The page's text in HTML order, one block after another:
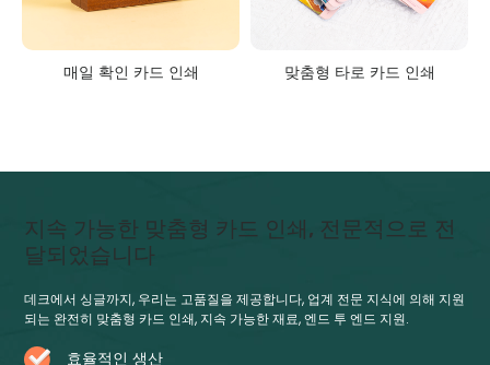
매일 확인 카드 인쇄 맞춤형 타로 카드 인쇄
지속 가능한 맞춤형 카드 인쇄, 전문적으로 전
달되었습니다
데크에서 싱글까지, 우리는 고품질을 제공합니다, 업계 전문 지식에 의해 지원
되는 완전히 맞춤형 카드 인쇄, 지속 가능한 재료, 엔드 투 엔드 지원.
효율적인 생산